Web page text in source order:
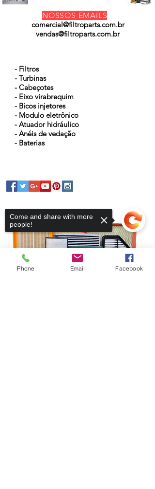
NOSSOS EMAILS
comercial@filtroparts.com.br
vendas@filtroparts.com.br
- Filtros
- Turbinas
- Cabeçotes
- Eixo virabrequim
- Bicos injetores
- Modulo eletrônico
- Atuador hidráulico
- Anéis de vedação
- Baterias
Phone Email Facebook
Come and share with more
people!